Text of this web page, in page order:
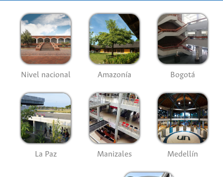
Nivel nacional Amazonía Bogotá
La Paz Manizales Medellín